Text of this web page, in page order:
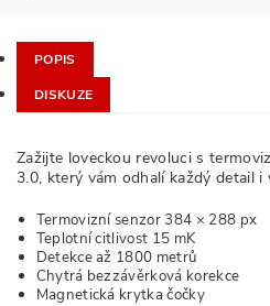
POPIS
DISKUZE
Zažijte loveckou revoluci s
3.0, který vám odhalí každý detail i
Termovizní senzor 384 × 288 px
Teplotní citlivost 15 mK
Detekce až 1800 metrů
Chytrá bezzávěrková korekce
Magnetická krytka čočky